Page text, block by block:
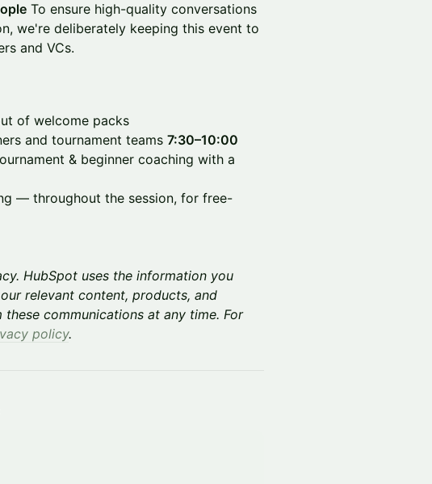
To ensure high-quality conversations
we're deliberately keeping this event to
and VCs.
of welcome packs
and tournament teams 7:30–10:00
& beginner coaching with a
— throughout the session, for free-
HubSpot uses the information you
relevant content, products, and
communications at any time. For
policy.